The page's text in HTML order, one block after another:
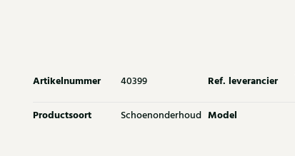
Artikelnummer 40399 Ref. leverancier
Productsoort Schoenonderhoud Model